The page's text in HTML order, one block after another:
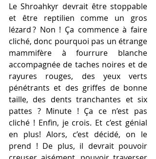
Le Shroahkyr devrait être stoppable
et être reptilien comme un gros
lézard ? Non ! Ça commence à faire
cliché, donc pourquoi pas un étrange
mammifère à fourrure blanche
accompagnée de taches noires et de
rayures rouges, des yeux verts
pénétrants et des griffes de bonne
taille, des dents tranchantes et six
pattes ? Minute ! Ça ce n’est pas
cliché ! Enfin, je crois. Et c’est génial
en plus! Alors, c’est décidé, on le
prend ! De plus, il devrait pouvoir